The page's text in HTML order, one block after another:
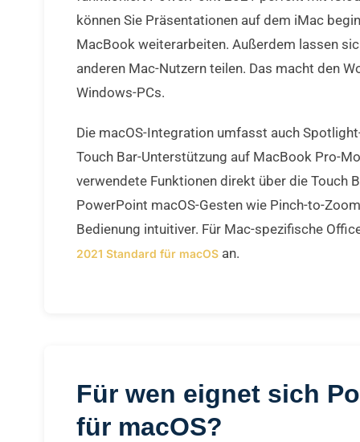
können Sie Präsentationen auf dem iMac
MacBook weiterarbeiten. Außerdem lassen
anderen Mac-Nutzern teilen. Das macht den
Windows-PCs.
Die macOS-Integration umfasst auch
Touch Bar-Unterstützung auf MacBook Pro-
verwendete Funktionen direkt über die Touch
PowerPoint macOS-Gesten wie Pinch-to-
Bedienung intuitiver. Für Mac-spezifische
2021 Standard für macOS an.
Für wen eignet sich
für macOS?